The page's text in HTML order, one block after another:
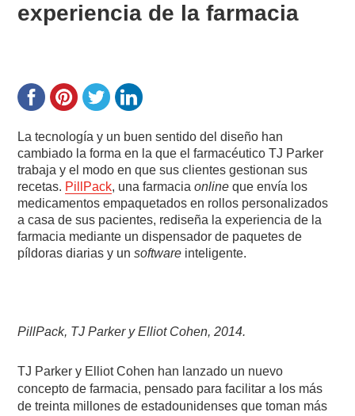
experiencia de la farmacia
La tecnología y un buen sentido del diseño han
cambiado la forma en la que el farmacéutico TJ Parker
trabaja y el modo en que sus clientes gestionan sus
recetas. PillPack, una farmaciaonline que envía los
medicamentos empaquetados en rollos personalizados
a casa de sus pacientes, rediseña la experiencia de la
farmacia mediante un dispensador de paquetes de
píldoras diarias y unsoftware inteligente.
PillPack, TJ Parker y Elliot Cohen, 2014.
TJ Parker y Elliot Cohen han lanzado un nuevo
concepto de farmacia, pensado para facilitar a los más
de treinta millones de estadounidenses que toman más